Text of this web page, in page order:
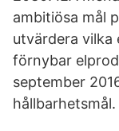
ambitiösa mål
utvärdera vilka
förnybar
september
hållbarhetsmål.